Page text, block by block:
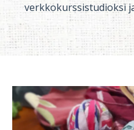
verkkokurssistudioksi